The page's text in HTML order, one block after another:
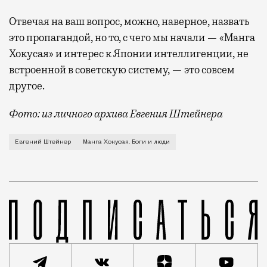
Отвечая на ваш вопрос, можно, наверное, назвать
это пропагандой, но то, с чего мы начали — «Манга
Хокусая» и интерес к Японии интеллигенции, не
встроенной в советскую систему, — это совсем
другое.
Фото: из личного архива Евгения Штейнера
Из японского искусства в массы
Евгений Штейнер Манга Хокусая. Боги и люди